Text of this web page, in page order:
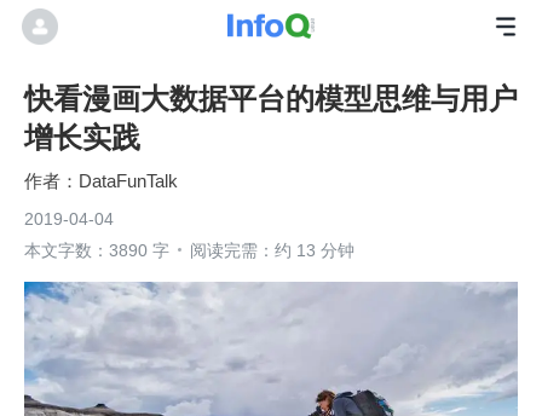
快看漫画大数据平台的模型思维与用户
增长实践
DataFunTalk
2019-04-04
本文字数：3890 字
阅读完需：约 13 分钟